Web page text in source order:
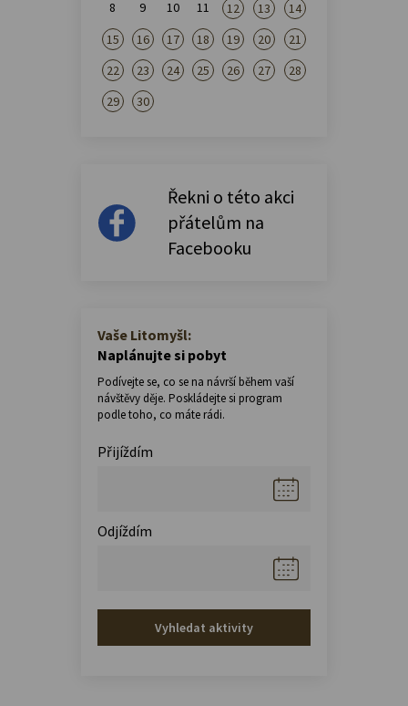
8 9 10 11 12 13
14
15
16 17 18 19 20
21
22
23 24 25 26 27
28
29
30
Řekni o této akci
přátelům na
Facebooku
Vaše Litomyšl:
Naplánujte si pobyt
Podívejte se, co se na návrší během vaší
návštěvy děje. Poskládejte si program
podle toho, co máte rádi.
Přijíždím
Odjíždím
Vyhledat aktivity